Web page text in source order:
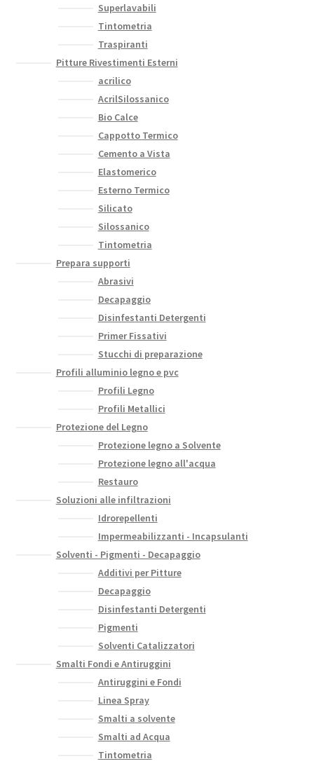
Superlavabili
Tintometria
Traspiranti
Pitture Rivestimenti Esterni
acrilico
AcrilSilossanico
Bio Calce
Cappotto Termico
Cemento a Vista
Elastomerico
Esterno Termico
Silicato
Silossanico
Tintometria
Prepara supporti
Abrasivi
Decapaggio
Disinfestanti Detergenti
Primer Fissativi
Stucchi di preparazione
Profili alluminio legno e pvc
Profili Legno
Profili Metallici
Protezione del Legno
Protezione legno a Solvente
Protezione legno all'acqua
Restauro
Soluzioni alle infiltrazioni
Idrorepellenti
Impermeabilizzanti - Incapsulanti
Solventi - Pigmenti - Decapaggio
Additivi per Pitture
Decapaggio
Disinfestanti Detergenti
Pigmenti
Solventi Catalizzatori
Smalti Fondi e Antiruggini
Antiruggini e Fondi
Linea Spray
Smalti a solvente
Smalti ad Acqua
Tintometria